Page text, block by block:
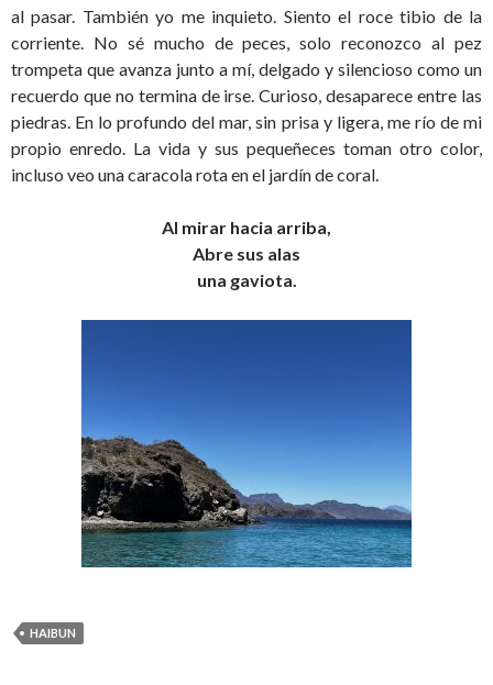
al pasar. También yo me inquieto. Siento el roce tibio de la
corriente. No sé mucho de peces, solo reconozco al pez
trompeta que avanza junto a mí, delgado y silencioso como un
recuerdo que no termina de irse. Curioso, desaparece entre las
piedras. En lo profundo del mar, sin prisa y ligera, me río de mi
propio enredo. La vida y sus pequeñeces toman otro color,
incluso veo una caracola rota en el jardín de coral.
Al mirar hacia arriba,
Abre sus alas
una gaviota.
HAIBUN